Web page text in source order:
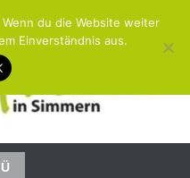
du die Website weiter
Einverständnis aus.